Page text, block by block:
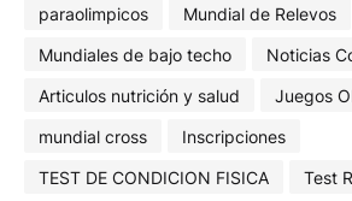
paraolimpicos
Mundial de Relevos
Mundiales de bajo techo
Noticias
Articulos nutrición y salud
Juegos
mundial cross
Inscripciones
TEST DE CONDICION FISICA
Test